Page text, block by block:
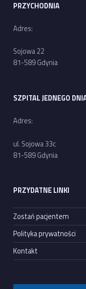
PRZYCHODNIA
Adres:
Sojowa 22
81-589 Gdynia
SZPITAL JEDNEGO
Adres:
ul. Sojowa 33c
81-589 Gdynia
PRZYDATNE LINKI
Zostań pacjentem
Polityka prywatności
Kontakt